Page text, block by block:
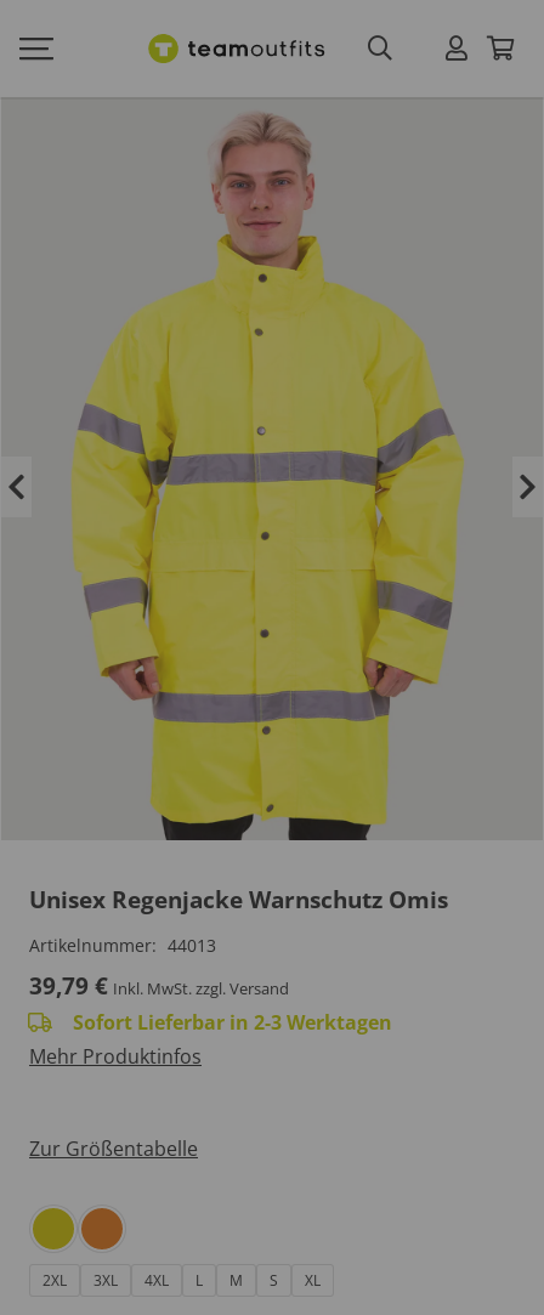
Unisex Regenjacke Warnschutz Omis
Artikelnummer: 44013
39,79 € Inkl. MwSt.zzgl. Versand
Sofort Lieferbar in 2-3 Werktagen
Mehr Produktinfos
Zur Größentabelle
2XL 3XL 4XL L M S XL